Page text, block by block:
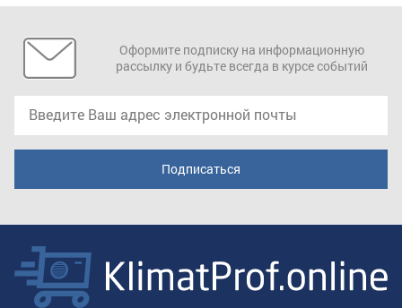
Оформите подписку на информационную
рассылку и будьте всегда в курсе событий